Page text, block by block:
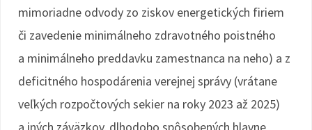
mimoriadne odvody zo ziskov energetických firiem
či zavedenie minimálneho zdravotného poistného
a minimálneho preddavku zamestnanca na neho) a z
deficitného hospodárenia verejnej správy (vrátane
veľkých rozpočtových sekier na roky 2023 až 2025)
a iných záväzkov, dlhodobo spôsobených hlavne